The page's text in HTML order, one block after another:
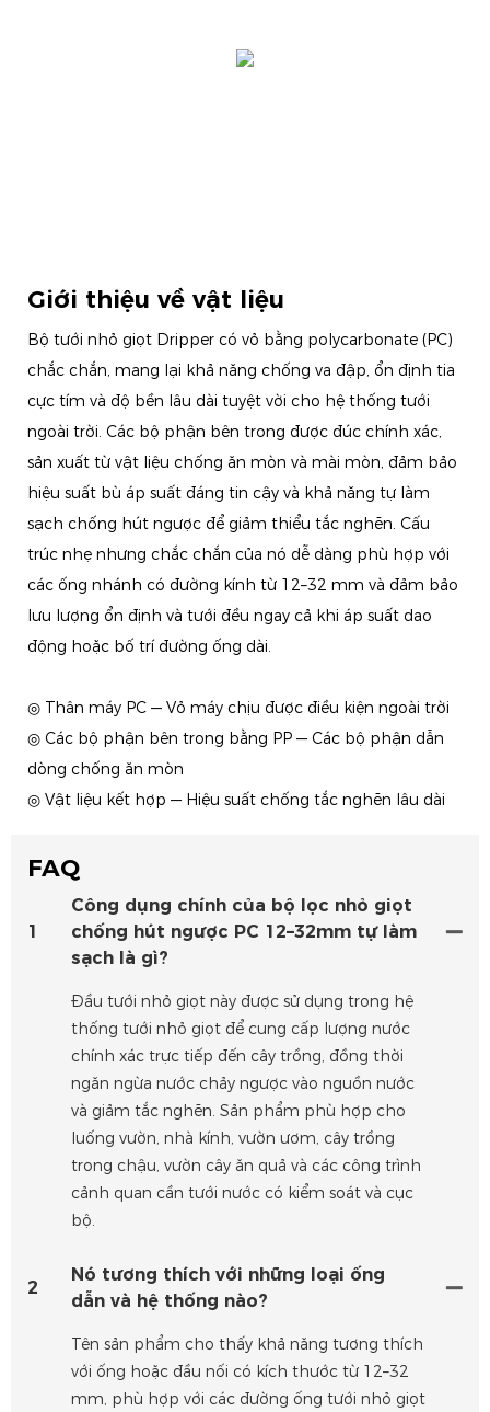
Giới thiệu về vật liệu
Bộ tưới nhỏ giọt Dripper có vỏ bằng polycarbonate (PC)
chắc chắn, mang lại khả năng chống va đập, ổn định tia
cực tím và độ bền lâu dài tuyệt vời cho hệ thống tưới
ngoài trời. Các bộ phận bên trong được đúc chính xác,
sản xuất từ ​​vật liệu chống ăn mòn và mài mòn, đảm bảo
hiệu suất bù áp suất đáng tin cậy và khả năng tự làm
sạch chống hút ngược để giảm thiểu tắc nghẽn. Cấu
trúc nhẹ nhưng chắc chắn của nó dễ dàng phù hợp với
các ống nhánh có đường kính từ 12–32 mm và đảm bảo
lưu lượng ổn định và tưới đều ngay cả khi áp suất dao
động hoặc bố trí đường ống dài.
◎ Thân máy PC — Vỏ máy chịu được điều kiện ngoài trời
◎ Các bộ phận bên trong bằng PP — Các bộ phận dẫn
dòng chống ăn mòn
◎ Vật liệu kết hợp — Hiệu suất chống tắc nghẽn lâu dài
FAQ
1
Công dụng chính của bộ lọc nhỏ giọt
chống hút ngược PC 12–32mm tự làm
sạch là gì?
Đầu tưới nhỏ giọt này được sử dụng trong hệ
thống tưới nhỏ giọt để cung cấp lượng nước
chính xác trực tiếp đến cây trồng, đồng thời
ngăn ngừa nước chảy ngược vào nguồn nước
và giảm tắc nghẽn. Sản phẩm phù hợp cho
luống vườn, nhà kính, vườn ươm, cây trồng
trong chậu, vườn cây ăn quả và các công trình
cảnh quan cần tưới nước có kiểm soát và cục
bộ.
2
Nó tương thích với những loại ống
dẫn và hệ thống nào?
Tên sản phẩm cho thấy khả năng tương thích
với ống hoặc đầu nối có kích thước từ 12–32
mm, phù hợp với các đường ống tưới nhỏ giọt